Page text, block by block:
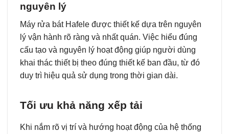
nguyên lý
Máy rửa bát Hafele được thiết kế dựa trên nguyên
lý vận hành rõ ràng và nhất quán. Việc hiểu đúng
cấu tạo và nguyên lý hoạt động giúp người dùng
khai thác thiết bị theo đúng thiết kế ban đầu, từ đó
duy trì hiệu quả sử dụng trong thời gian dài.
Tối ưu khả năng xếp tải
Khi nắm rõ vị trí và hướng hoạt động của hệ thống